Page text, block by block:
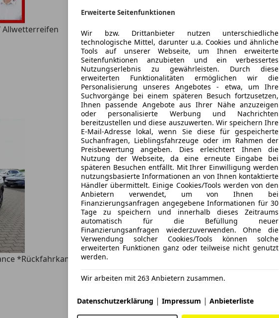
Erweiterte Seitenfunktionen
Wir bzw. Drittanbieter nutzen unterschiedliche
technologische Mittel, darunter u.a. Cookies und ähnliche
Tools auf unserer Webseite, um Ihnen erweiterte
Seitenfunktionen anzubieten und ein verbessertes
Nutzungserlebnis zu gewährleisten. Durch diese
erweiterten Funktionalitäten ermöglichen wir die
Personalisierung unseres Angebotes - etwa, um Ihre
Suchvorgänge bei einem späteren Besuch fortzusetzen,
Ihnen passende Angebote aus Ihrer Nähe anzuzeigen
oder personalisierte Werbung und Nachrichten
bereitzustellen und diese auszuwerten. Wir speichern Ihre
E-Mail-Adresse lokal, wenn Sie diese für gespeicherte
Suchanfragen, Lieblingsfahrzeuge oder im Rahmen der
Preisbewertung angeben. Dies erleichtert Ihnen die
Nutzung der Webseite, da eine erneute Eingabe bei
späteren Besuchen entfällt. Mit Ihrer Einwilligung werden
nutzungsbasierte Informationen an von Ihnen kontaktierte
Händler übermittelt. Einige Cookies/Tools werden von den
Anbietern verwendet, um von Ihnen bei
Finanzierungsanfragen angegebene Informationen für 30
Tage zu speichern und innerhalb dieses Zeitraums
automatisch für die Befüllung neuer
Finanzierungsanfragen wiederzuverwenden. Ohne die
Verwendung solcher Cookies/Tools können solche
erweiterten Funktionen ganz oder teilweise nicht genutzt
werden.
Wir arbeiten mit 263 Anbietern zusammen.
Datenschutzerklärung | Impressum | Anbieterliste
Allwetterreifen
*Rückfahrkamera